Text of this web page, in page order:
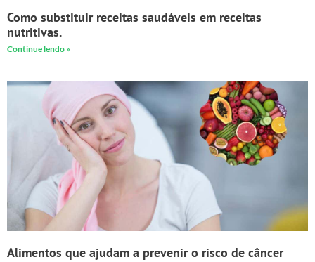
Como substituir receitas saudáveis em receitas
nutritivas.
Continue lendo »
Alimentos que ajudam a prevenir o risco de câncer